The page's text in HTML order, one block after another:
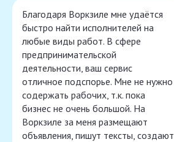
Благодаря Воркзиле мне удаётся
быстро найти исполнителей на
любые виды работ. В сфере
предпринимательской
деятельности, ваш сервис
отличное подспорье. Мне не нужно
содержать рабочих, т.к. пока
бизнес не очень большой. На
Воркзиле за меня размещают
объявления, пишут тексты, создают